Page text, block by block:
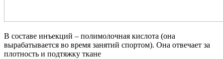
В составе инъекций – полимолочная кислота (она
вырабатывается во время занятий спортом). Она отвечает за
плотность и подтяжку ткане